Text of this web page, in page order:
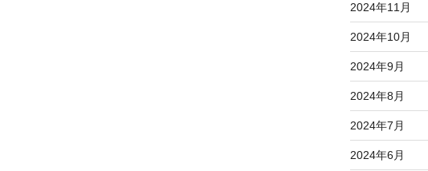
2024年11月
2024年10月
2024年9月
2024年8月
2024年7月
2024年6月